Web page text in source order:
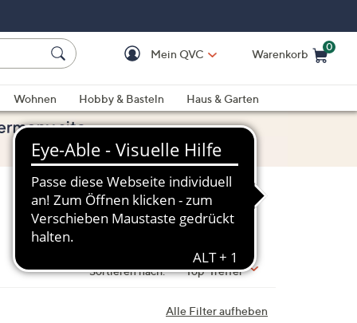
Mein QVC Warenkorb
0
Wohnen Hobby & Basteln
Haus & Garten
Sortieren nach: Top-Treffer
Alle Filter aufheben